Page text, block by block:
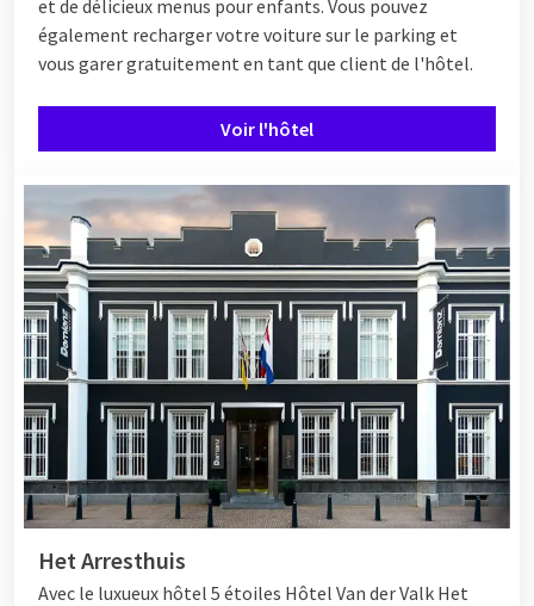
et de délicieux menus pour enfants. Vous pouvez
également recharger votre voiture sur le parking et
vous garer gratuitement en tant que client de l'hôtel.
Voir l'hôtel
Het Arresthuis
Avec le luxueux hôtel 5 étoiles Hôtel Van der Valk Het